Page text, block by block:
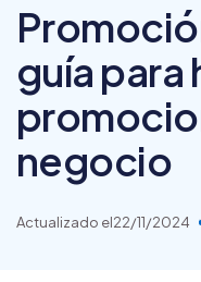
guía para
negocio
Actualizado el22/11/2024